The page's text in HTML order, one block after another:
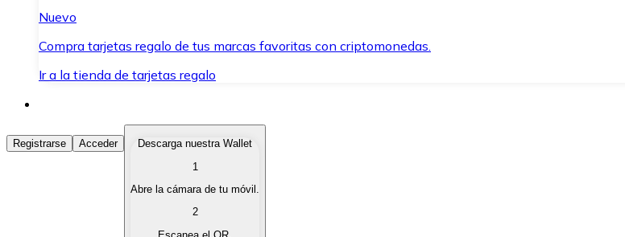
Nuevo
Compra tarjetas regalo de tus marcas favoritas con criptomonedas.
Ir a la tienda de tarjetas regalo
Comprar Criptomonedas
Compra criptomonedas con diferentes métodos de pago.
Vende tus criptomonedas de forma rápida y segura.
Registrarse Acceder
Descarga nuestra Wallet
1
Abre la cámara de tu móvil.
2